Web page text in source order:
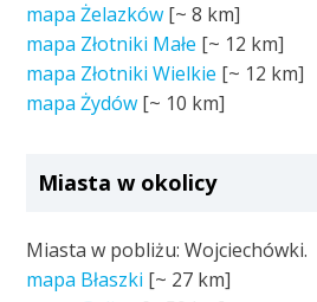
mapa Żelazków [~8 km]
mapa Złotniki Małe [~ 12 km]
mapa Złotniki Wielkie [~ 12 km]
mapa Żydów [~ 10 km]
Miasta w okolicy
Miasta w pobliżu: Wojciechówki.
mapa Błaszki [~ 27 km]